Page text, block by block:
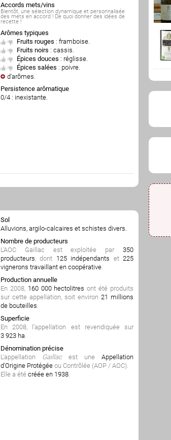
Accords mets/vins
Bientôt, une sélection dynamique et personnalisée
des mets en accord ! De quoi donner des idées de
recette !
Arômes typiques
Fruits rouges : framboise.
Fruits noirs : cassis.
Épices douces : réglisse.
Épices salées : poivre.
d'arômes.
Persistence arômatique
0/4 : inexistante.
Sol
Alluvions, argilo-calcaires et schistes divers.
Nombre de producteurs
L'AOC Gaillac est exploitée par 350
producteurs, dont 125 indépendants et225
vignerons travaillant en coopérative.
Production annuelle
En 2008, 160 000 hectolitres ont été produits
sur cette appellation, soit environ 21 millions
de bouteilles.
Superficie
En 2008, l'appellation est revendiquée sur
3 923 ha.
Dénomination précise
L'appellation
Gaillacest une Appellation
d'Origine Protégée ou Contrôlée (AOP / AOC).
Elle a été créée en 1938.